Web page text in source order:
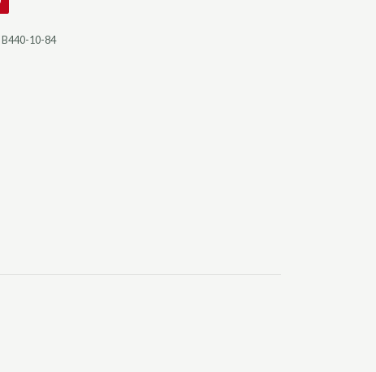
B440-10-84